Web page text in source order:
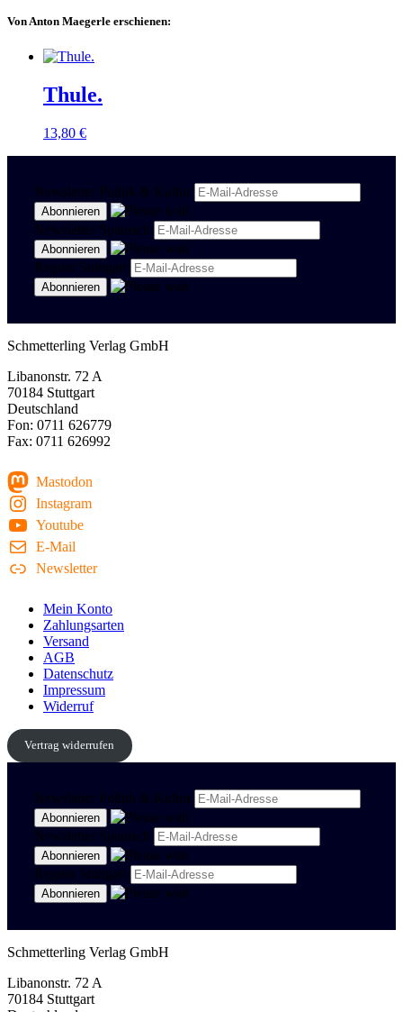
Von Anton Maegerle erschienen:
Thule.
13,80 €
Newsletter Politik & Kultur
Newsletter Spanisch
Region Stuttgart
Schmetterling Verlag GmbH
Libanonstr. 72 A
70184 Stuttgart
Deutschland
Fon: 0711 626779
Fax: 0711 626992
Mastodon
Instagram
Youtube
E-Mail
Newsletter
Mein Konto
Zahlungsarten
Versand
AGB
Datenschutz
Impressum
Widerruf
Vertrag widerrufen
Newsletter Politik & Kultur
Newsletter Spanisch
Region Stuttgart
Schmetterling Verlag GmbH
Libanonstr. 72 A
70184 Stuttgart